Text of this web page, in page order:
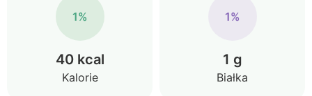
1%
40 kcal
Kalorie
1%
1 g
Białka